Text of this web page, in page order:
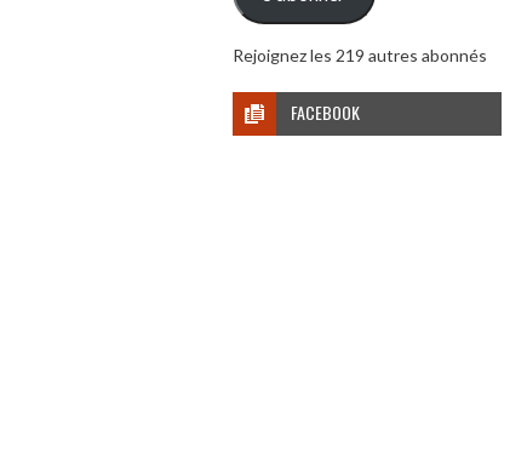
Rejoignez les 219 autres abonnés
FACEBOOK